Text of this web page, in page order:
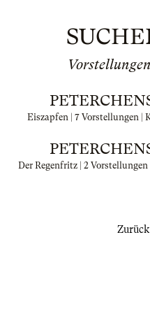
Eiszapfen | 7 Vorstellungen |
Der Regenfritz | 2 Vorstellungen
Zurück